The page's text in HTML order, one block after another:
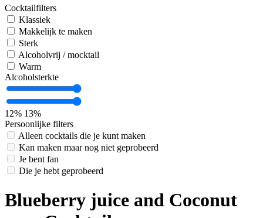
Cocktailfilters
Klassiek
Makkelijk te maken
Sterk
Alcoholvrij / mocktail
Warm
Alcoholsterkte
12% 13%
Persoonlijke filters
Alleen cocktails die je kunt maken
Kan maken maar nog niet geprobeerd
Je bent fan
Die je hebt geprobeerd
Blueberry juice and Coconut